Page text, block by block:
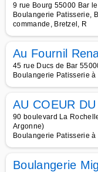
9 rue Bourg 55000 Bar
Boulangerie Patisserie,
commande, Bretzel, R
Au Fournil
45 rue Ducs de Bar
Boulangerie Patisserie à
AU COEUR
90 boulevard La
Argonne)
Boulangerie Patisserie à
Boulangerie